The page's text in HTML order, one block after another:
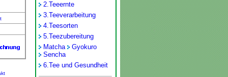
2.Teeernte
3.Teeverarbeitung
4.Teesorten
5.Teezubereitung
Matcha
Gyokuro
Sencha
6.Tee und Gesundheit